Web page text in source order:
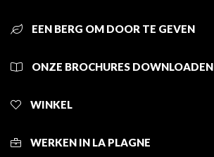
EEN BERG OM DOOR TE GEVEN
ONZE BROCHURES DOWNLOADEN
WINKEL
WERKEN IN LA PLAGNE